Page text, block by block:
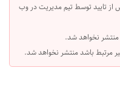
تایید توسط تیم مدیریت در وب
منتشر نخواهد شد.
مرتبط باشد منتشر نخواهد شد.